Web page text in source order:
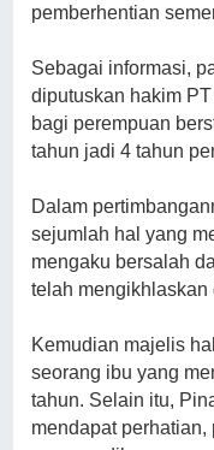
pemberhentian
Sebagai informasi,
diputuskan hakim
bagi perempuan
tahun jadi 4 tahun
Dalam
sejumlah hal yang
mengaku bersalah
telah
Kemudian majelis
seorang ibu yang
tahun. Selain itu,
mendapat